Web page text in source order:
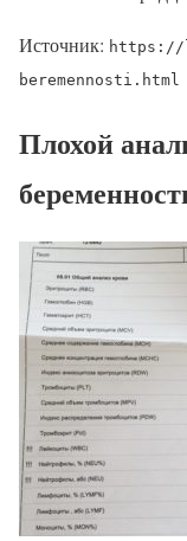
Источник: https://
beremennosti.html
Плохой